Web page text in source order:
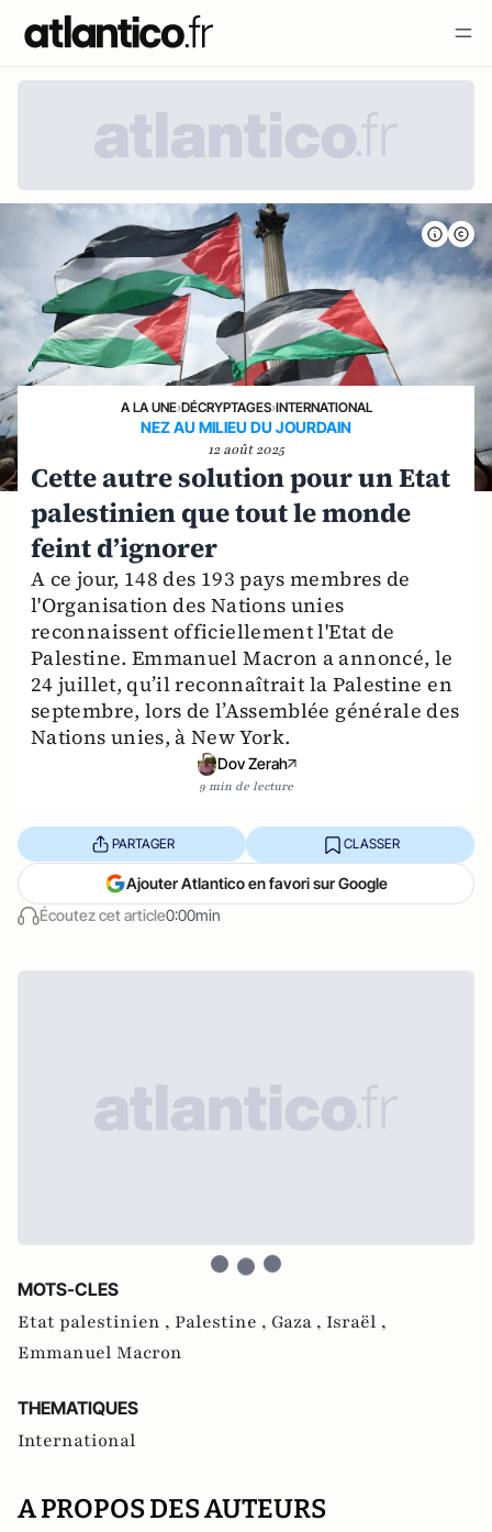
A LA UNE›DÉCRYPTAGES›INTERNATIONAL
NEZ AU MILIEU DU JOURDAIN
12 août 2025
Cette autre solution pour un Etat
palestinien que tout le monde
feint d’ignorer
A ce jour, 148 des 193 pays membres de
l'Organisation des Nations unies
reconnaissent officiellement l'Etat de
Palestine. Emmanuel Macron a annoncé, le
24 juillet, qu’il reconnaîtrait la Palestine en
septembre, lors de l’Assemblée générale des
Nations unies, à New York.
Dov Zerah
9 min de lecture
Écoutez cet article0:00min
PARTAGER CLASSER
Ajouter Atlantico en favori sur Google
MOTS-CLES
Etat palestinien , Palestine , Gaza , Israël ,
Emmanuel Macron
THEMATIQUES
International
A PROPOS DES AUTEURS